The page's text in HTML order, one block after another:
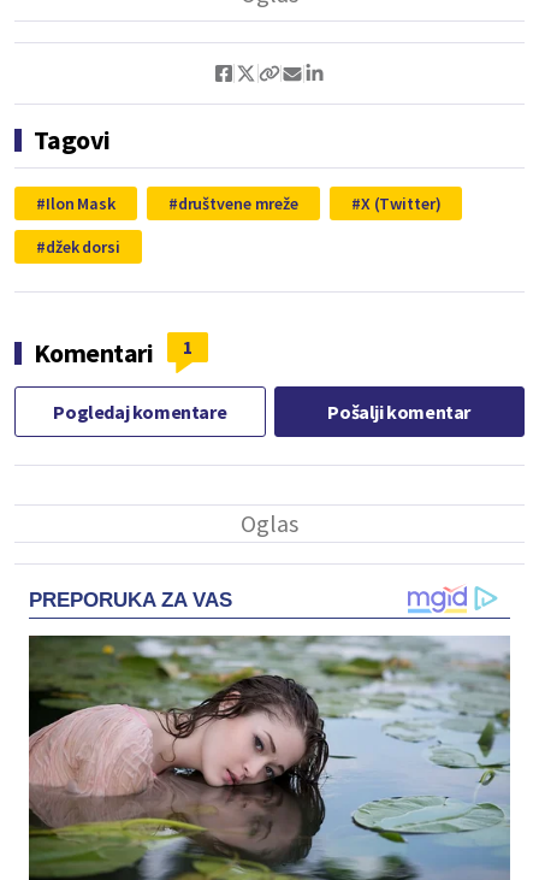
Tagovi
Ilon Mask društvene mreže
X (Twitter)
džek dorsi
Komentari 1
Pogledaj komentare Pošalji komentar
PREPORUKA ZA VAS